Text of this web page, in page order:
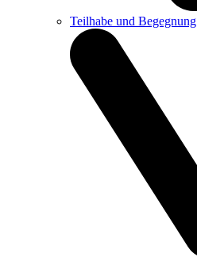
Teilhabe und Begegnung